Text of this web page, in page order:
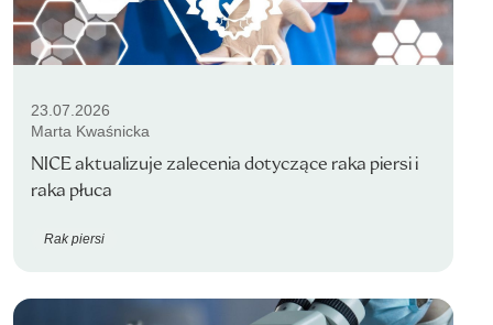
23.07.2026
Marta Kwaśnicka
NICE aktualizuje zalecenia dotyczące raka piersi i
raka płuca
Rak piersi